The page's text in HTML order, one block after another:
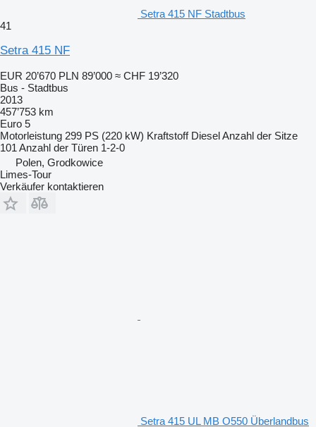
Setra 415 NF Stadtbus
41
Setra 415 NF
EUR 20’670 PLN 89’000 ≈ CHF 19’320
Bus - Stadtbus
2013
457’753 km
Euro 5
Motorleistung 299 PS (220 kW) Kraftstoff DieselAnzahl der Sitze
101 Anzahl der Türen 1-2-0
Polen, Grodkowice
Limes-Tour
Verkäufer kontaktieren
Setra 415 UL MB O550 Überlandbus